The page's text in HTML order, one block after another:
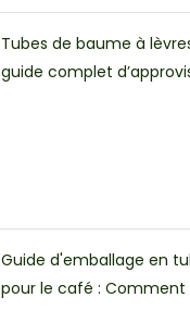
Tubes de baume à
guide complet
Guide d'emballage en
pour le café : Comment